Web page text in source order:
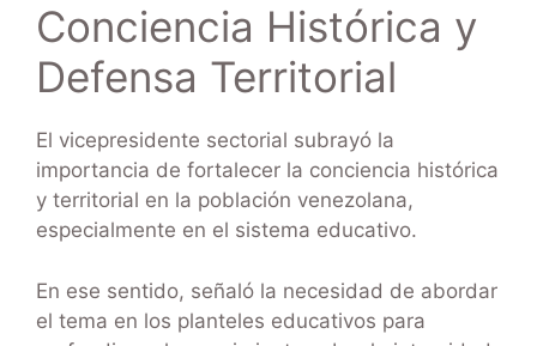
Conciencia Histórica y
Defensa Territorial
El vicepresidente sectorial subrayó la
importancia de fortalecer la conciencia histórica
y territorial en la población venezolana,
especialmente en el sistema educativo.
En ese sentido, señaló la necesidad de abordar
el tema en los planteles educativos para